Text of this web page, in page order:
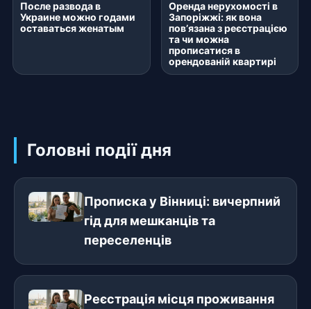
После развода в
Украине можно годами
оставаться женатым
Оренда нерухомості в
Запоріжжі: як вона
пов’язана з реєстрацією
та чи можна
прописатися в
орендованій квартирі
Головні події дня
Прописка у Вінниці: вичерпний
гід для мешканців та
переселенців
Реєстрація місця проживання